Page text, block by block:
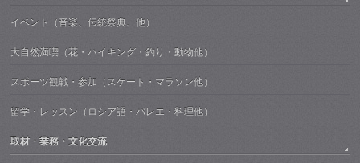
イベント（音楽、伝統祭典、他）
大自然満喫（花・ハイキング・釣り・動物他）
スポーツ観戦・参加（スケート・マラソン他）
留学・レッスン（ロシア語・バレエ・料理他）
取材・業務・文化交流